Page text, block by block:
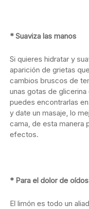
* Suaviza las manos
Si quieres hidratar y
aparición de grietas
cambios bruscos de
unas gotas de
puedes encontrarlas
y date un masaje, lo
cama, de esta manera
efectos.
* Para el dolor de oídos
El limón es todo un